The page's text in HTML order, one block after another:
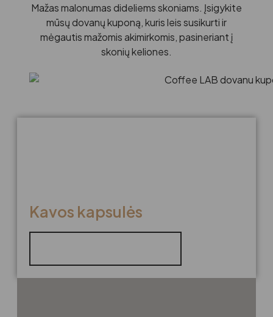
Mažas malonumas dideliems skoniams. Įsigykite
mūsų dovanų kuponą, kuris leis susikurti ir
mėgautis mažomis akimirkomis, pasineriant į
skonių keliones.
Kavos kapsulės